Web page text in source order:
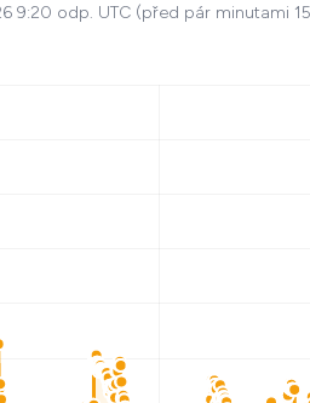
9:20 odp. UTC (před pár minutami